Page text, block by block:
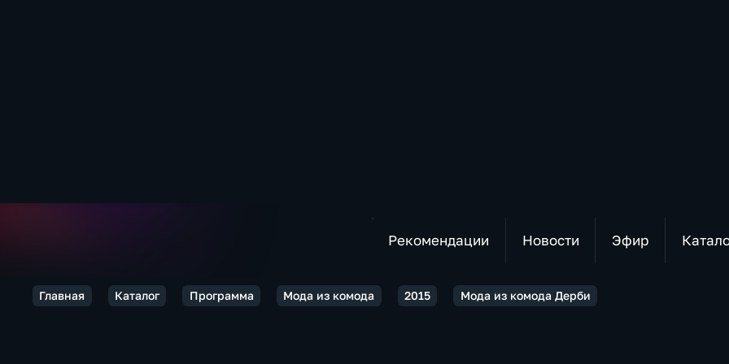
Рекомендации Новости Эфир
Главная Каталог Программа Мода из комода 2015 Мода из комода Дерби